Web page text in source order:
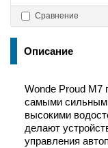
Сравнение
Описание
Wonde Proud M7
самыми
высокими
делают
управления